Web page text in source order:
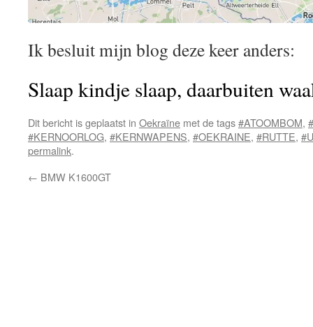
Ik besluit mijn blog deze keer anders:
Slaap kindje slaap, daarbuiten
Dit bericht is geplaatst in Oekraïne met de tags#ATOOMBOM,
#KERNOORLOG, #KERNWAPENS, #OEKRAINE, #RUTTE,
permalink.
← BMW K1600GT